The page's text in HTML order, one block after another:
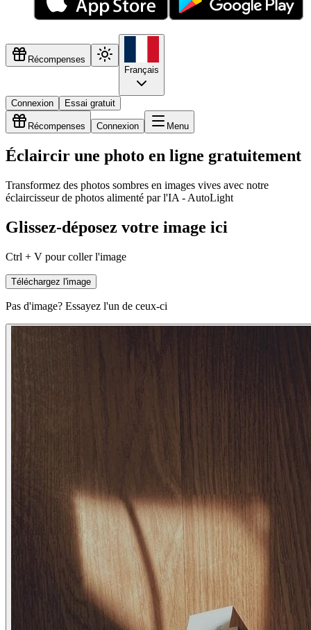
Récompenses
Français
Connexion Essai gratuit
Récompenses Connexion Menu
Éclaircir une photo en ligne gratuitement
Transformez des photos sombres en images vives avec notre
éclaircisseur de photos alimenté par l'IA - AutoLight
Glissez-déposez votre image ici
Ctrl + V pour coller l'image
Téléchargez l'image
Pas d'image? Essayez l'un de ceux-ci